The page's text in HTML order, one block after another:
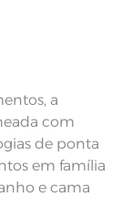
alvejar;
com
de 60ºC;
temperatura
Proibido lavar a
à lavagem
a
com
de ponta
em família
e cama